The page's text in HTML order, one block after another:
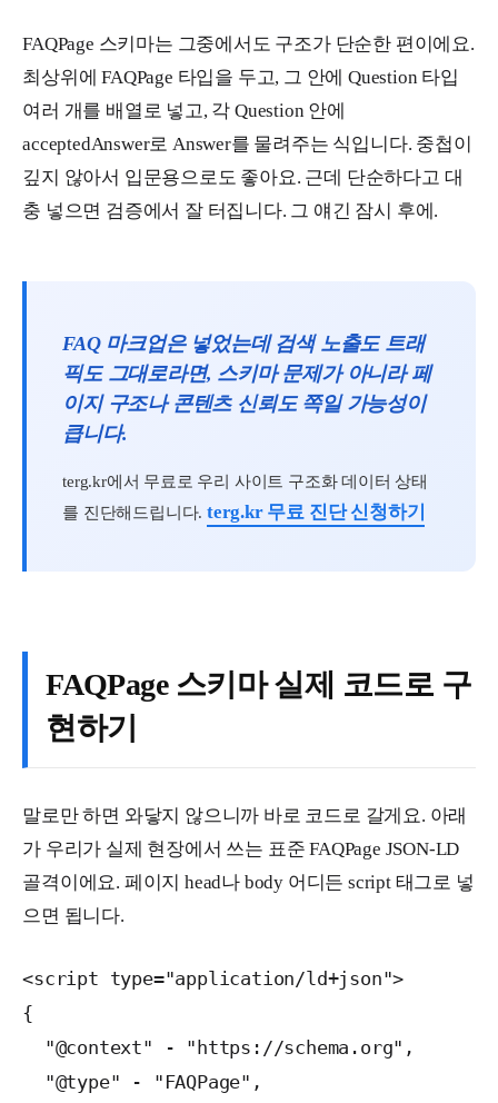
FAQPage 스키마는 그중에서도 구조가 단순한 편이에요.
최상위에 FAQPage 타입을 두고, 그 안에 Question 타입
여러 개를 배열로 넣고, 각 Question 안에
acceptedAnswer로 Answer를 물려주는 식입니다. 중첩이
깊지 않아서 입문용으로도 좋아요. 근데 단순하다고 대
충 넣으면 검증에서 잘 터집니다. 그 얘긴 잠시 후에.
FAQ 마크업은 넣었는데 검색 노출도 트래
픽도 그대로라면, 스키마 문제가 아니라 페
이지 구조나 콘텐츠 신뢰도 쪽일 가능성이
큽니다.
terg.kr에서 무료로 우리 사이트 구조화 데이터 상태
를 진단해드립니다. terg.kr 무료 진단 신청하기
FAQPage 스키마 실제 코드로 구
현하기
말로만 하면 와닿지 않으니까 바로 코드로 갈게요. 아래
가 우리가 실제 현장에서 쓰는 표준 FAQPage JSON-LD
골격이에요. 페이지 head나 body 어디든 script 태그로 넣
으면 됩니다.
<script type="application/ld+json">
{
"@context" - "https://schema.org",
"@type" - "FAQPage",